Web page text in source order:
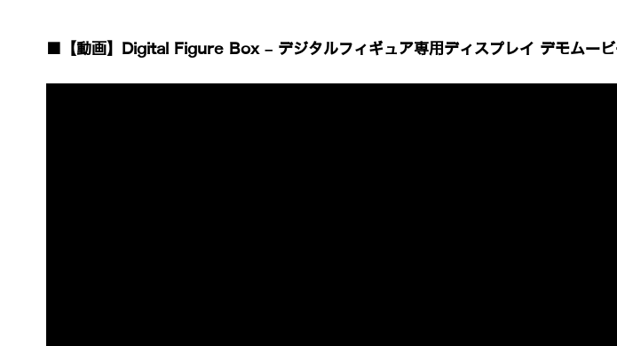
■【動画】Digital Figure Box – デジタルフィギュア専用ディスプレイ デモムー